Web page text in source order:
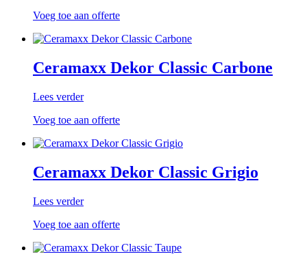
Voeg toe aan offerte
Ceramaxx Dekor Classic Carbone
Lees verder
Voeg toe aan offerte
Ceramaxx Dekor Classic Grigio
Lees verder
Voeg toe aan offerte